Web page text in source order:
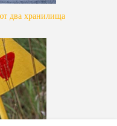
два хранилища